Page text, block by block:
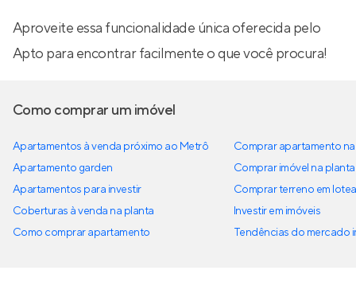
Aproveite essa funcionalidade única oferecida pelo
Apto para encontrar facilmente o que você procura!
Como comprar um imóvel
Apartamentos à venda próximo ao Metrô
Apartamento garden
Apartamentos para investir
Coberturas à venda na planta
Como comprar apartamento
Comprar apartamento
Comprar imóvel na planta
Comprar terreno em
Investir em imóveis
Tendências do mercado